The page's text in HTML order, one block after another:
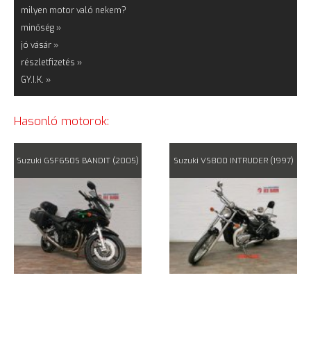
milyen motor való nekem?
minőség »
jó vásár »
részletfizetés »
GY.I.K. »
Hasonló motorok:
Suzuki GSF650S BANDIT (2005) Suzuki VS800 INTRUDER (1997)